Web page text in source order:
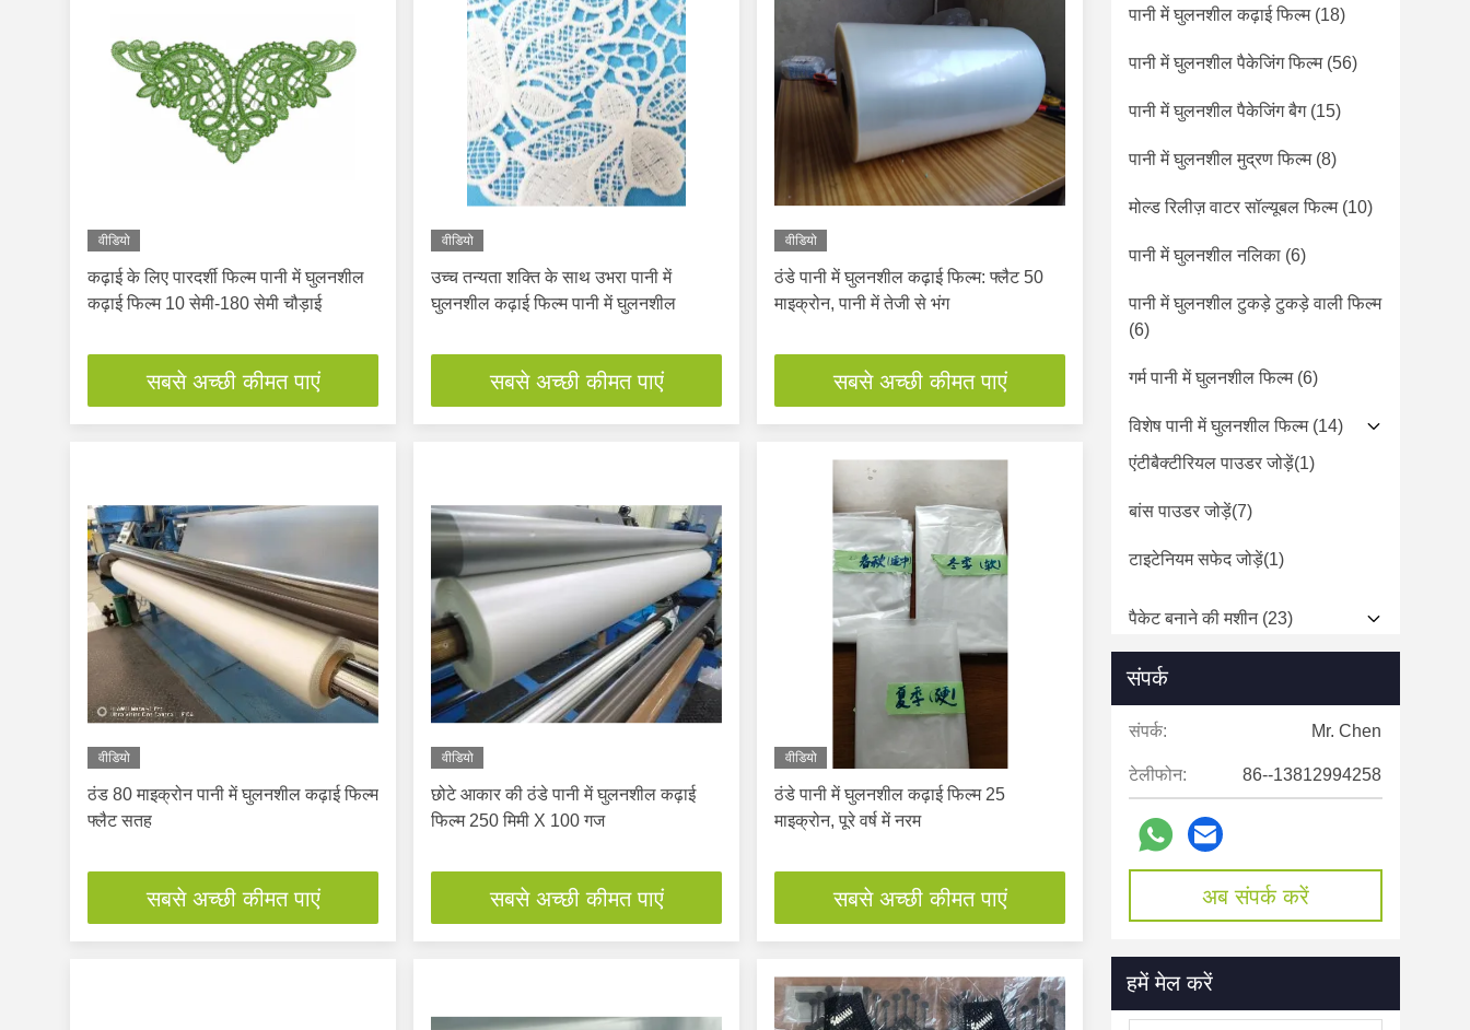
वीडियो
कढ़ाई के लिए पारदर्शी फिल्म पानी में घुलनशील
कढ़ाई फिल्म 10 सेमी-180 सेमी चौड़ाई
सबसे अच्छी कीमत पाएं
वीडियो
उच्च तन्यता शक्ति के साथ उभरा पानी में
घुलनशील कढ़ाई फिल्म पानी में घुलनशील
सबसे अच्छी कीमत पाएं
वीडियो
ठंडे पानी में घुलनशील कढ़ाई फिल्म: फ्लैट 50
माइक्रोन, पानी में तेजी से भंग
सबसे अच्छी कीमत पाएं
वीडियो
ठंड 80 माइक्रोन पानी में घुलनशील कढ़ाई फिल्म
फ्लैट सतह
सबसे अच्छी कीमत पाएं
वीडियो
छोटे आकार की ठंडे पानी में घुलनशील कढ़ाई
फिल्म 250 मिमी X 100 गज
सबसे अच्छी कीमत पाएं
वीडियो
ठंडे पानी में घुलनशील कढ़ाई फिल्म 25
माइक्रोन, पूरे वर्ष में नरम
सबसे अच्छी कीमत पाएं
पानी में घुलनशील कढ़ाई फिल्म(18)
पानी में घुलनशील पैकेजिंग फिल्म(56)
पानी में घुलनशील पैकेजिंग बैग(15)
पानी में घुलनशील मुद्रण फिल्म(8)
मोल्ड रिलीज़ वाटर सॉल्यूबल फिल्म(10)
पानी में घुलनशील नलिका (6)
पानी में घुलनशील टुकड़े टुकड़े वाली फिल्म
(6)
गर्म पानी में घुलनशील फिल्म(6)
विशेष पानी में घुलनशील फिल्म(14)
एंटीबैक्टीरियल पाउडर जोड़ें(1)
बांस पाउडर जोड़ें(7)
टाइटेनियम सफेद जोड़ें(1)
पैकेट बनाने की मशीन(23)
पाउडर पैकेजिंग मशीन(5)
तरल पदार्थ पैकेजिंग मशीन(13)
ब्लॉक पैकेजिंग मशीन(4)
संपर्क
संपर्क: Mr. Chen
टेलीफोन: 86--13812994258
अब संपर्क करें
हमें मेल करें